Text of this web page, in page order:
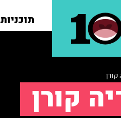
תוכניות
קורן